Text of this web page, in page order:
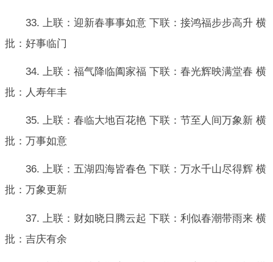
33. 上联：迎新春事事如意 下联：接鸿福步步高升 横
批：好事临门
34. 上联：福气降临阖家福 下联：春光辉映满堂春 横
批：人寿年丰
35. 上联：春临大地百花艳 下联：节至人间万象新 横
批：万事如意
36. 上联：五湖四海皆春色 下联：万水千山尽得辉 横
批：万象更新
37. 上联：财如晓日腾云起 下联：利似春潮带雨来 横
批：吉庆有余